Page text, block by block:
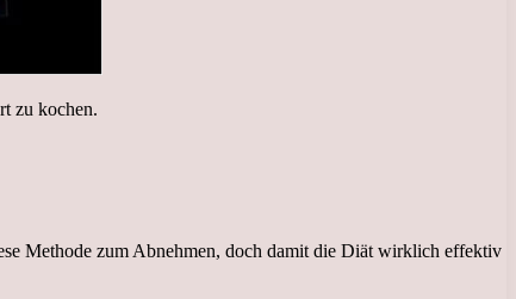
zu kochen.
Methode zum Abnehmen, doch damit die Diät wirklich effektiv